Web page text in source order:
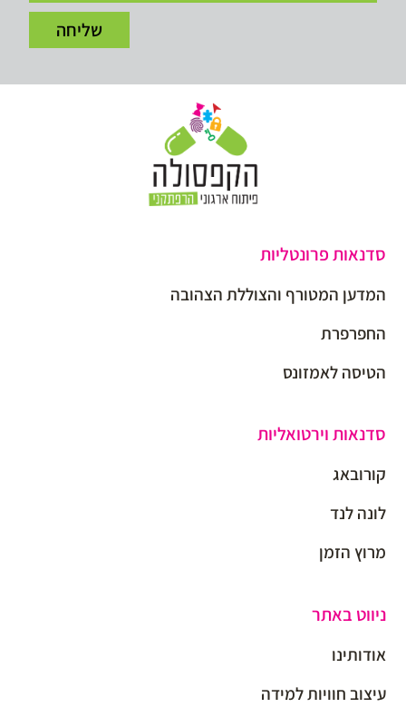
שליחה
סדנאות פרונטליות
המדען המטורף והצוללת הצהובה
החפרפרת
הטיסה לאמזונס
סדנאות וירטואליות
קורובאג
לונה לנד
מרוץ הזמן
ניווט באתר
אודותינו
עיצוב חוויות למידה